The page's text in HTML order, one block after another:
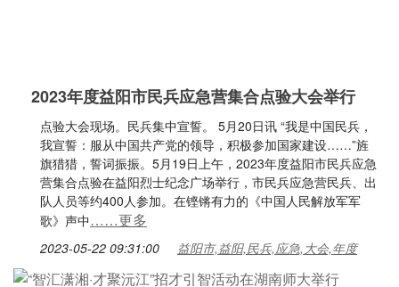
2023年度益阳市民兵应急营集合点验大会举行
点验大会现场。民兵集中宣誓。 5月20日讯 “我是中国民兵，
我宣誓：服从中国共产党的领导，积极参加国家建设……”旌
旗猎猎，誓词振振。5月19日上午，2023年度益阳市民兵应急
营集合点验在益阳烈士纪念广场举行，市民兵应急营民兵、出
队人员等约400人参加。在铿锵有力的《中国人民解放军军
歌》声中……更多
2023-05-22 09:31:00 益阳市,益阳,民兵,应急,大会,年度